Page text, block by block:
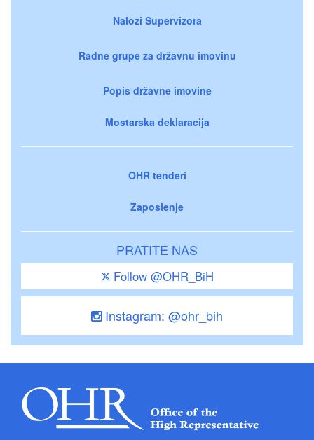
Nalozi Supervizora
Radne grupe za državnu imovinu
Popis državne imovine
Mostarska deklaracija
OHR tenderi
Zaposlenje
PRATITE NAS
Follow @OHR_BiH
Instagram: @ohr_bih